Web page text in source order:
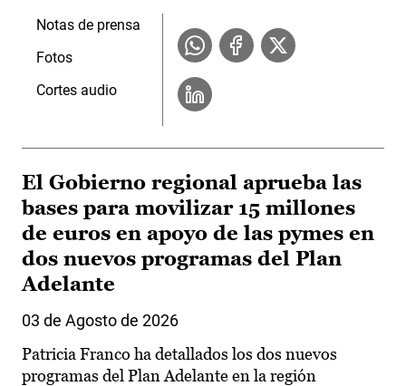
Notas de prensa
Fotos
Cortes audio
El Gobierno regional aprueba las
bases para movilizar 15 millones
de euros en apoyo de las pymes en
dos nuevos programas del Plan
Adelante
03 de Agosto de 2026
Patricia Franco ha detallados los dos nuevos
programas del Plan Adelante en la región